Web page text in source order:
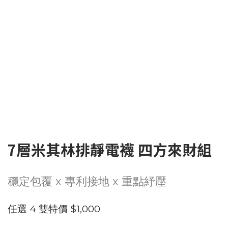
7層米其林排靜電襪 四方來財組
穩定包覆 x 專利接地 x 重點紓壓
任選 4 雙特價 $1,000